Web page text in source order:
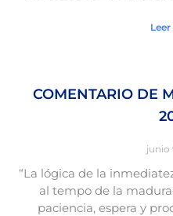
Leer
COMENTARIO DE
junio
“La lógica de la
al tempo de la
paciencia, espera y